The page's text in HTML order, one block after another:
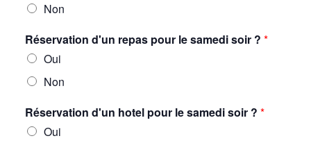
Non
Réservation d'un repas pour le samedi soir ? *
Oui
Non
Réservation d'un hotel pour le samedi soir ? *
Oui